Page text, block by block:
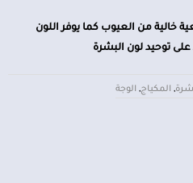
من العيوب كما يوفر اللون
على توحيد لون البشرة
, المكياج, الوجة